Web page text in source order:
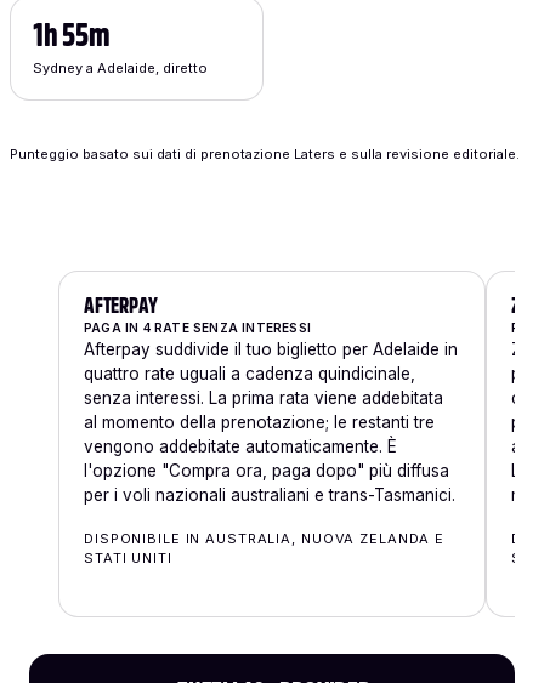
Sydney a Adelaide, diretto
1h 55m
Punteggio basato sui dati di prenotazione Laters e sulla revisione editoriale.
AFTERPAY
PAGA IN 4 RATE SENZA INTERESSI
Afterpay suddivide il tuo biglietto per Adelaide in
quattro rate uguali a cadenza quindicinale,
senza interessi. La prima rata viene addebitata
al momento della prenotazione; le restanti tre
vengono addebitate automaticamente. È
l'opzione "Compra ora, paga dopo" più diffusa
per i voli nazionali australiani e trans-Tasmanici.
DISPONIBILE IN AUSTRALIA, NUOVA ZELANDA E
STATI UNITI
ZIP
Zip
per
per